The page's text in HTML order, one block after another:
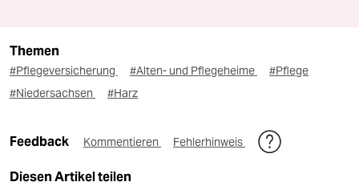
Themen
#Pflegeversicherung #Alten- und Pflegeheime
#Pflege
#Niedersachsen
#Harz
Feedback Kommentieren Fehlerhinweis
Diesen Artikel teilen